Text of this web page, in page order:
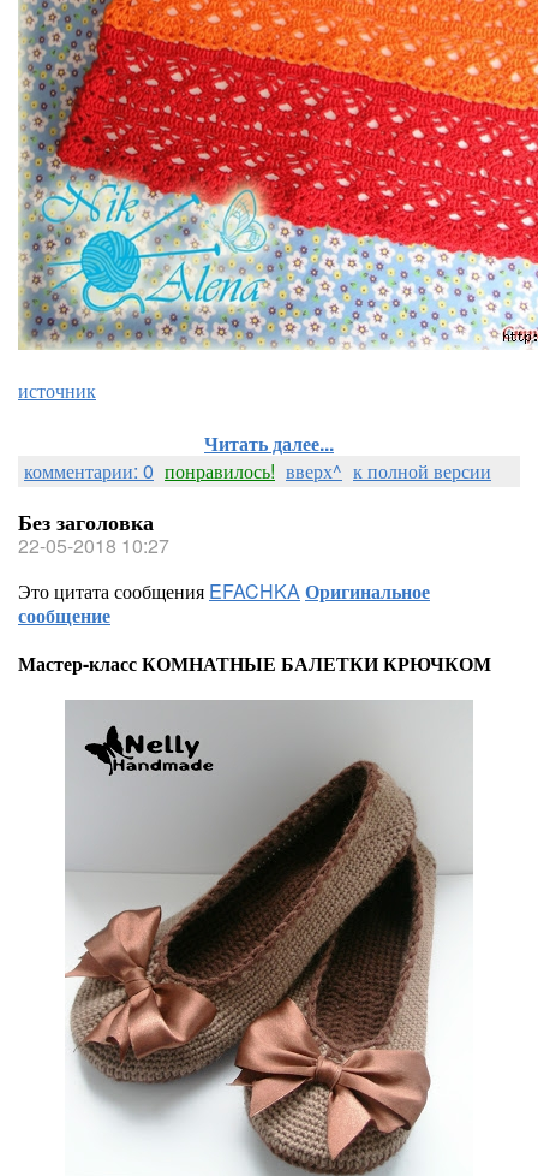
источник
Читать далее...
комментарии: 0 понравилось! вверх^ к полной версии
Без заголовка
22-05-2018 10:27
Это цитата сообщения EFACHKAОригинальное
сообщение
Мастер-класс КОМНАТНЫЕ БАЛЕТКИ КРЮЧКОМ